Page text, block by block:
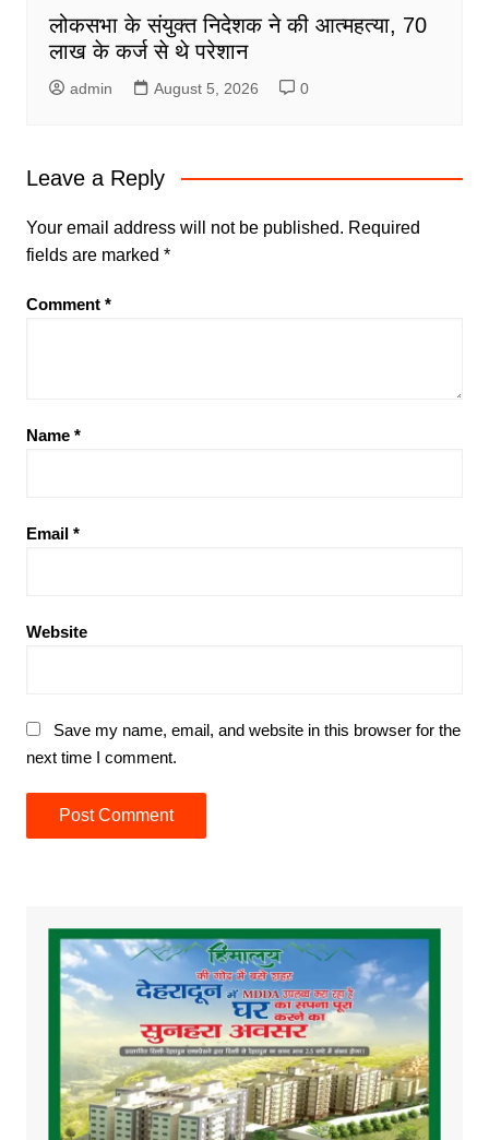
लोकसभा के संयुक्त निदेशक ने की आत्महत्या, 70
लाख के कर्ज से थे परेशान
admin August 5, 2026 0
Leave a Reply
Your email address will not be published. Required
fields are marked *
Comment *
Name *
Email *
Website
Save my name, email, and website in this browser for the
next time I comment.